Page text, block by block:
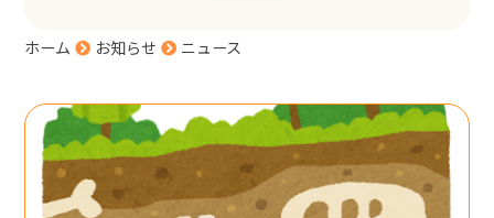
ホーム お知らせ ニュース